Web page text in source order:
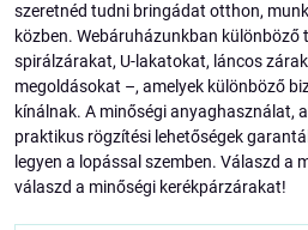
szeretnéd tudni bringádat otthon,
közben. Webáruházunkban
spirálzárakat, U-lakatokat, láncos
megoldásokat –, amelyek különböző
kínálnak. A minőségi anyaghasználat,
praktikus rögzítési lehetőségek
legyen a lopással szemben. Válaszd a
válaszd a minőségi kerékpárzárakat!